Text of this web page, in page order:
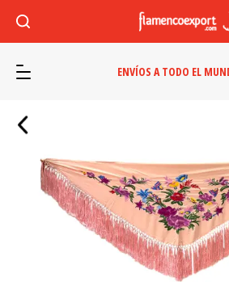
ENVÍOS A TODO EL